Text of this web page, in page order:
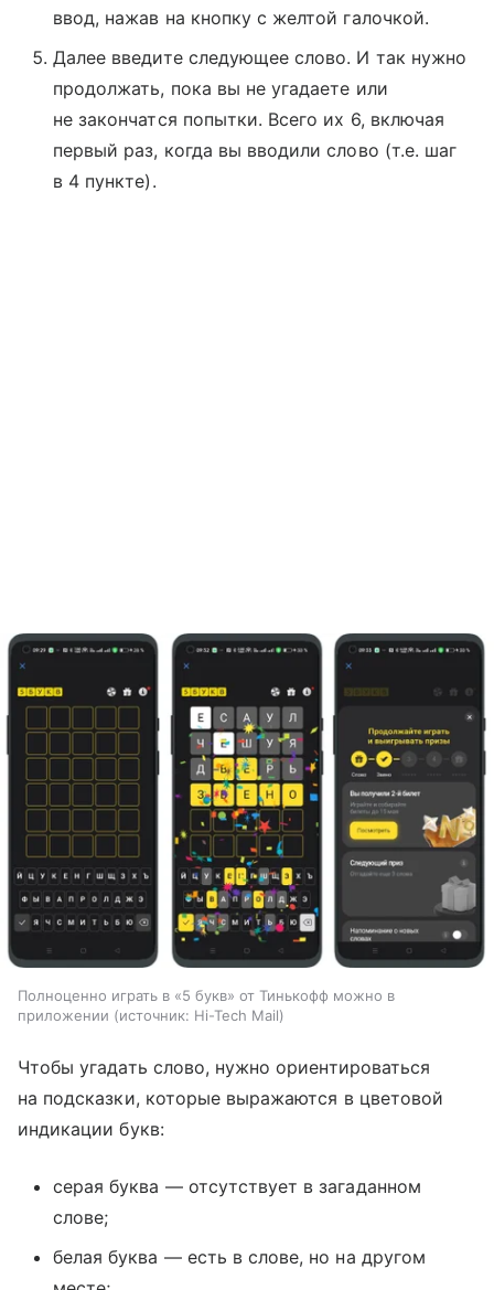
ввод, нажав на кнопку с желтой галочкой.
Далее введите следующее слово. И так нужно
продолжать, пока вы не угадаете или
не закончатся попытки. Всего их 6, включая
первый раз, когда вы вводили слово (т.е. шаг
в 4 пункте).
Полноценно играть в «5 букв» от Тинькофф можно в
приложении
источник: Hi-Tech Mail
Чтобы угадать слово, нужно ориентироваться
на подсказки, которые выражаются в цветовой
индикации букв:
серая буква — отсутствует в загаданном
слове;
белая буква — есть в слове, но на другом